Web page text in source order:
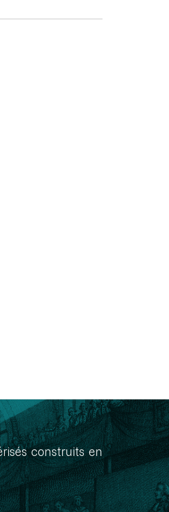
construits en